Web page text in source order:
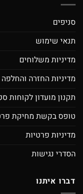
סניפים
תנאי שימוש
מדיניות משלוחים
מדיניות החזרה
תקנון מועדון לקוחות
טופס בקשת מחיקת
מדיניות פרטיות
הסדרי נגישות
דברו איתנו